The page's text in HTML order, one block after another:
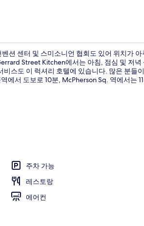
션 센터 및 스미소니언 협회도 있어 위치가
Street Kitchen에서는 아침, 점심 및 저녁
스도 이 럭셔리 호텔에 있습니다. 많은 분들
서 도보로 10분, McPherson Sq. 역에서는
주차 가능
레스토랑
에어컨